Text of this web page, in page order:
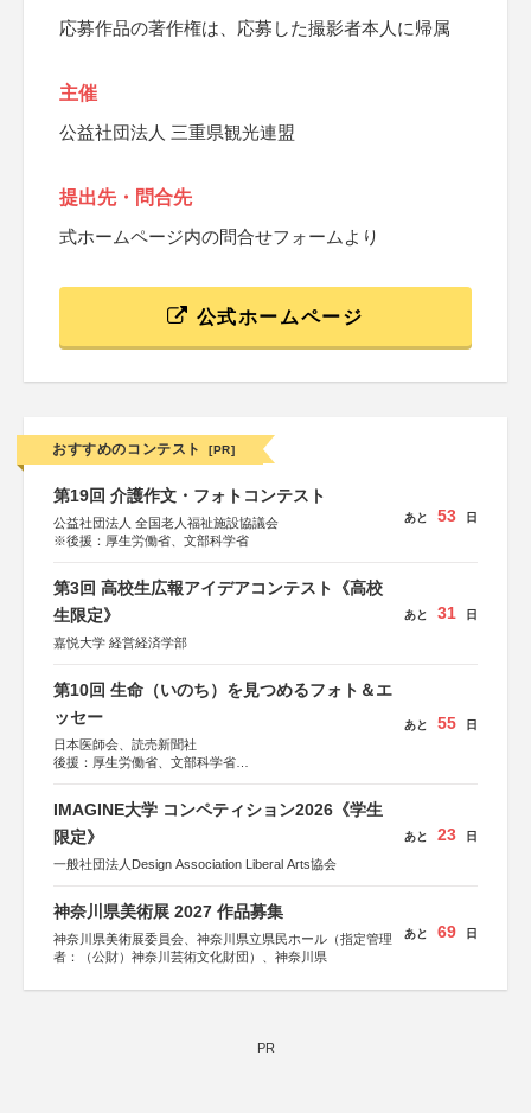
応募作品の著作権は、応募した撮影者本人に帰属
主催
公益社団法人 三重県観光連盟
提出先・問合先
式ホームページ内の問合せフォームより
公式ホームページ
おすすめのコンテスト [PR]
第19回 介護作文・フォトコンテスト
公益社団法人 全国老人福祉施設協議会
※後援：厚生労働省、文部科学省
あと 53 日
第3回 高校生広報アイデアコンテスト《高校
生限定》
嘉悦大学 経営経済学部
あと 31 日
第10回 生命（いのち）を見つめるフォト＆エ
ッセー
日本医師会、読売新聞社
後援：厚生労働省、文部科学省
しん生命保険株式会社
あと 55 日
IMAGINE大学 コンペティション2026《学生
限定》
一般社団法人Design Association Liberal Arts協会
あと 23 日
神奈川県美術展 2027 作品募集
神奈川県美術展委員会、神奈川県立県民ホール（指定管理
者：（公財）神奈川芸術文化財団）、神奈川県
あと 69 日
PR